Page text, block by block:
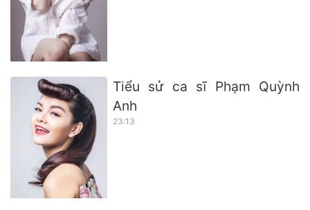
Tiểu sử ca sĩ Phạm Quỳnh
Anh
23:13